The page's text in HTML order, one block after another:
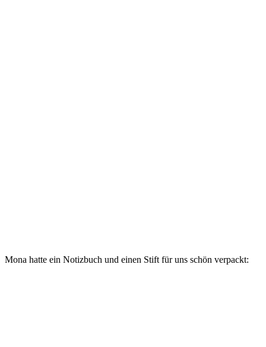
Mona hatte ein Notizbuch und einen Stift für uns schön verpackt: